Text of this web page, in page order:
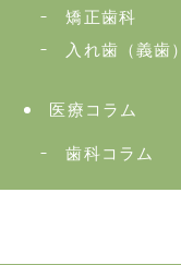
矯正歯科
入れ歯（義歯）
医療コラム
歯科コラム